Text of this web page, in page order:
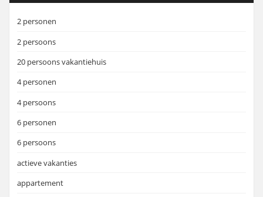
2 personen
2 persoons
20 persoons vakantiehuis
4 personen
4 persoons
6 personen
6 persoons
actieve vakanties
appartement